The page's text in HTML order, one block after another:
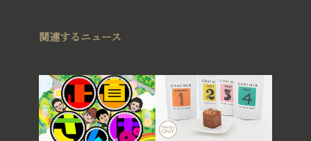
関連するニュース